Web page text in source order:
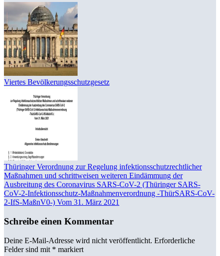
Viertes Bevölkerungsschutzgesetz
Thüringer Verordnung zur Regelung infektionsschutzrechtlicher
Maßnahmen und schrittweisen weiteren Eindämmung der
Ausbreitung des Coronavirus SARS-CoV-2 (Thüringer SARS-
CoV-2-Infektionsschutz-Maßnahmenverordnung -ThürSARS-CoV-
2-IfS-MaßnV0-) Vom 31. März 2021
Schreibe einen Kommentar
Deine E-Mail-Adresse wird nicht veröffentlicht. Erforderliche
Felder sind mit * markiert